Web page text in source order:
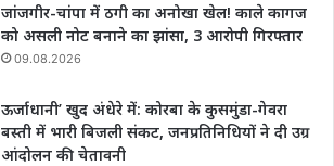
जांजगीर-चांपा में ठगी का अनोखा खेल! काले कागज
को असली नोट बनाने का झांसा, 3 आरोपी गिरफ्तार
09.08.2026
ऊर्जाधानी’ खुद अंधेरे में: कोरबा के कुसमुंडा-गेवरा
बस्ती में भारी बिजली संकट, जनप्रतिनिधियों ने दी उग्र
आंदोलन की चेतावनी